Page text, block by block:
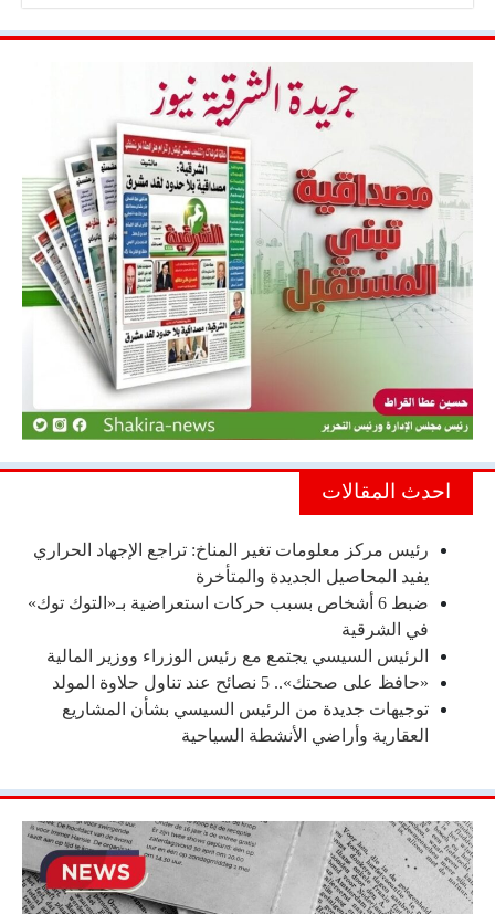
احدث المقالات
رئيس مركز معلومات تغير المناخ: تراجع الإجهاد الحراري
يفيد المحاصيل الجديدة والمتأخرة
ضبط 6 أشخاص بسبب حركات استعراضية بـ«التوك توك»
في الشرقية
الرئيس السيسي يجتمع مع رئيس الوزراء ووزير المالية
«حافظ على صحتك».. 5 نصائح عند تناول حلاوة المولد
توجيهات جديدة من الرئيس السيسي بشأن المشاريع
العقارية وأراضي الأنشطة السياحية